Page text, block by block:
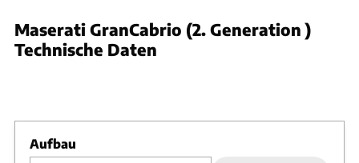
Maserati GranCabrio (2. Generation )
Technische Daten
Aufbau